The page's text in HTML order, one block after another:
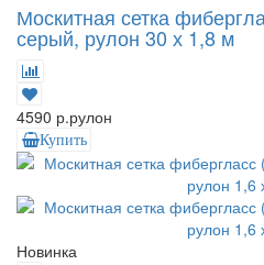
Москитная сетка
серый, рулон 30 х 1,8 м
4590 р.рулон
Купить
Новинка